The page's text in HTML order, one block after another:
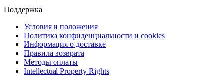
Поддержка
Условия и положения
Политика конфиденциальности и cookies
Информация о доставке
Правила возврата
Методы оплаты
Intellectual Property Rights